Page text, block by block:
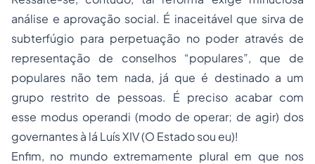
análise e aprovação social. É inaceitável que sirva de
subterfúgio para perpetuação no poder através de
representação de conselhos “populares”, que de
populares não tem nada, já que é destinado a um
grupo restrito de pessoas. É preciso acabar com
esse modus operandi (modo de operar; de agir) dos
governantes à lá Luís XIV (O Estado sou eu)!
Enfim, no mundo extremamente plural em que nos